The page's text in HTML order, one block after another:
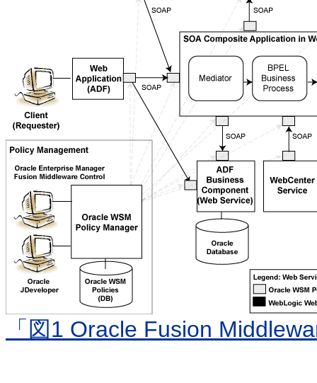
「図1 Oracle Fusion